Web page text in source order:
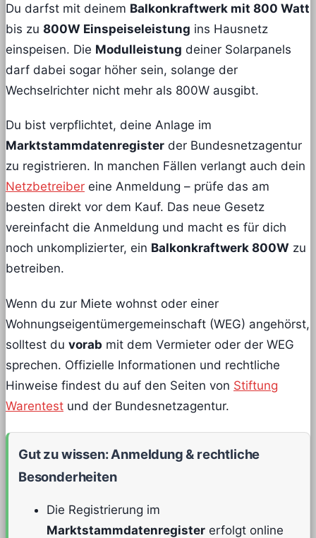
Du darfst mit deinem Balkonkraftwerk mit 800 Watt
bis zu 800W Einspeiseleistung ins Hausnetz
einspeisen. Die Modulleistung deiner Solarpanels
darf dabei sogar höher sein, solange der
Wechselrichter nicht mehr als 800W ausgibt.
Du bist verpflichtet, deine Anlage im
Marktstammdatenregister der Bundesnetzagentur
zu registrieren. In manchen Fällen verlangt auch dein
Netzbetreiber eine Anmeldung – prüfe das am
besten direkt vor dem Kauf. Das neue Gesetz
vereinfacht die Anmeldung und macht es für dich
noch unkomplizierter, ein Balkonkraftwerk 800W zu
betreiben.
Wenn du zur Miete wohnst oder einer
Wohnungseigentümergemeinschaft (WEG) angehörst,
solltest du vorab mit dem Vermieter oder der WEG
sprechen. Offizielle Informationen und rechtliche
Hinweise findest du auf den Seiten von Stiftung
Warentest und der Bundesnetzagentur.
Gut zu wissen: Anmeldung & rechtliche
Besonderheiten
Die Registrierung im
Marktstammdatenregister erfolgt online